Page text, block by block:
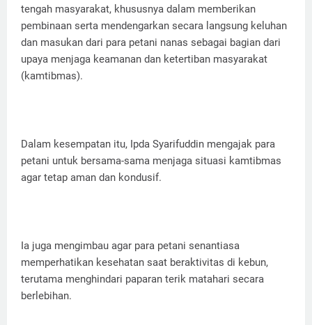
tengah masyarakat, khususnya dalam memberikan
pembinaan serta mendengarkan secara langsung keluhan
dan masukan dari para petani nanas sebagai bagian dari
upaya menjaga keamanan dan ketertiban masyarakat
(kamtibmas).
Dalam kesempatan itu, Ipda Syarifuddin mengajak para
petani untuk bersama-sama menjaga situasi kamtibmas
agar tetap aman dan kondusif.
Ia juga mengimbau agar para petani senantiasa
memperhatikan kesehatan saat beraktivitas di kebun,
terutama menghindari paparan terik matahari secara
berlebihan.